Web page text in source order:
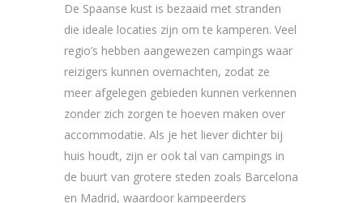
De Spaanse kust is bezaaid met stranden
die ideale locaties zijn om te kamperen. Veel
regio’s hebben aangewezen campings waar
reizigers kunnen overnachten, zodat ze
meer afgelegen gebieden kunnen verkennen
zonder zich zorgen te hoeven maken over
accommodatie. Als je het liever dichter bij
huis houdt, zijn er ook tal van campings in
de buurt van grotere steden zoals Barcelona
en Madrid, waardoor kampeerders